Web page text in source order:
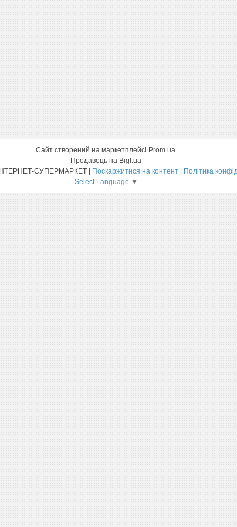
Сайт створений на маркетплейсі Prom.ua
Продавець на Bigl.ua
Sat-ELLITE.Net ➤ ІНТЕРНЕТ-СУПЕРМАРКЕТ | Поскаржитися на контент | Політика
Select Language ▼